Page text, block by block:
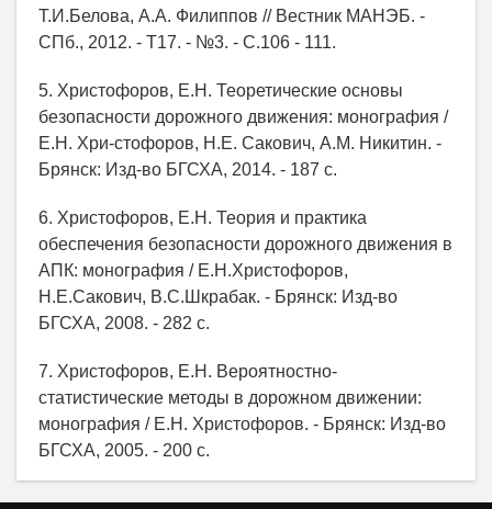
Т.И.Белова, А.А. Филиппов // Вестник МАНЭБ. -
СПб., 2012. - Т17. - №3. - С.106 - 111.
5. Христофоров, Е.Н. Теоретические основы
безопасности дорожного движения: монография /
Е.Н. Хри-стофоров, Н.Е. Сакович, А.М. Никитин. -
Брянск: Изд-во БГСХА, 2014. - 187 с.
6. Христофоров, Е.Н. Теория и практика
обеспечения безопасности дорожного движения в
АПК: монография / Е.Н.Христофоров,
Н.Е.Сакович, В.С.Шкрабак. - Брянск: Изд-во
БГСХА, 2008. - 282 с.
7. Христофоров, Е.Н. Вероятностно-
статистические методы в дорожном движении:
монография / Е.Н. Христофоров. - Брянск: Изд-во
БГСХА, 2005. - 200 с.